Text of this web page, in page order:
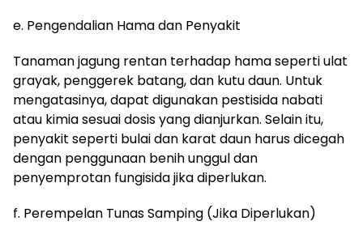
e. Pengendalian Hama dan Penyakit
Tanaman jagung rentan terhadap hama seperti ulat
grayak, penggerek batang, dan kutu daun. Untuk
mengatasinya, dapat digunakan pestisida nabati
atau kimia sesuai dosis yang dianjurkan. Selain itu,
penyakit seperti bulai dan karat daun harus dicegah
dengan penggunaan benih unggul dan
penyemprotan fungisida jika diperlukan.
f. Perempelan Tunas Samping (Jika Diperlukan)